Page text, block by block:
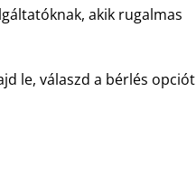
akik rugalmas
le, válaszd a bérlés opciót